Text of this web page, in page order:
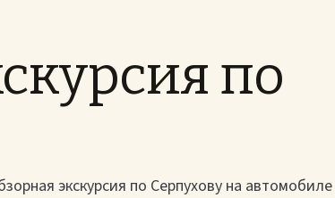
по
экскурсия по Серпухову на автомобиле